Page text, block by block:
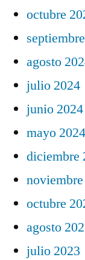
octubre
agosto
julio 2024
junio 2024
mayo 2024
diciembre
octubre
agosto
julio 2023